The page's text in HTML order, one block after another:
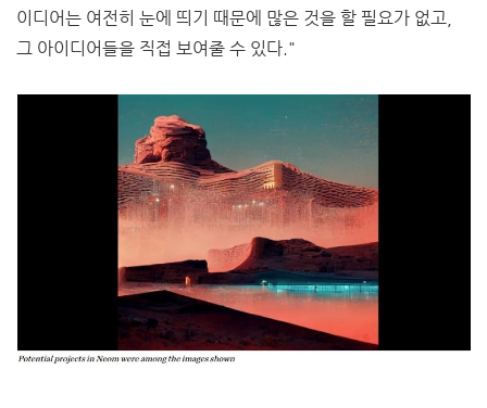
이디어는 여전히 눈에 띄기 때문에 많은 것을 할 필요가 없고,
그 아이디어들을 직접 보여줄 수 있다."